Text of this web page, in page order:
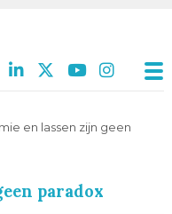
en lassen zijn geen
paradox